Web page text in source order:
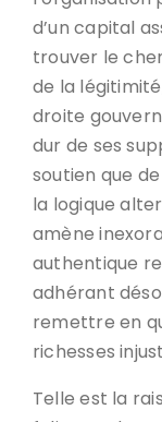
d’un capital
trouver le
de la
droite
dur de ses
soutien que
la logique
amène
authentique
adhérant
remettre en
richesses
Telle est la